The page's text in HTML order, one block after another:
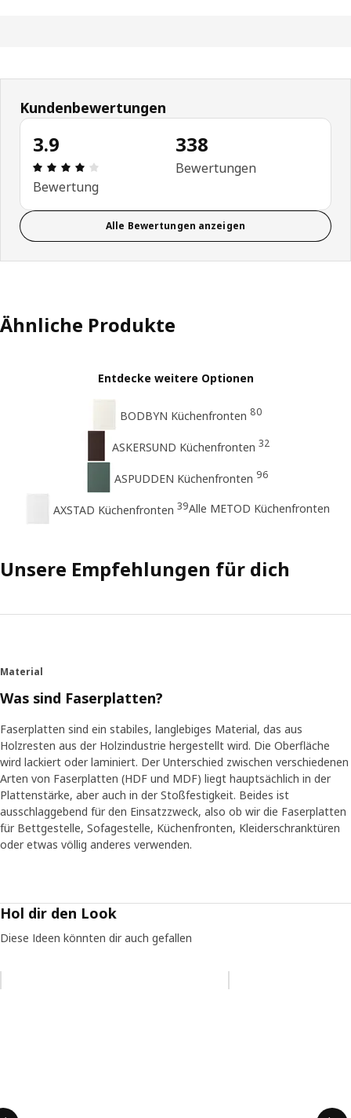
Kundenbewertungen
3.9
Bewertung: 3.9 von 5 Sterne Alle Bewertungen:
Bewertung
338
Bewertungen
Alle Bewertungen anzeigen
Ähnliche Produkte
Entdecke weitere Optionen
BODBYN Küchenfronten 80
ASKERSUND Küchenfronten 32
ASPUDDEN Küchenfronten 96
AXSTAD Küchenfronten 39Alle METOD Küchenfronten
Unsere Empfehlungen für dich
Material
Was sind Faserplatten?
Faserplatten sind ein stabiles, langlebiges Material, das aus
Holzresten aus der Holzindustrie hergestellt wird. Die Oberfläche
wird lackiert oder laminiert. Der Unterschied zwischen verschiedenen
Arten von Faserplatten (HDF und MDF) liegt hauptsächlich in der
Plattenstärke, aber auch in der Stoßfestigkeit. Beides ist
ausschlaggebend für den Einsatzzweck, also ob wir die Faserplatten
für Bettgestelle, Sofagestelle, Küchenfronten, Kleiderschranktüren
oder etwas völlig anderes verwenden.
Hol dir den Look
Diese Ideen könnten dir auch gefallen